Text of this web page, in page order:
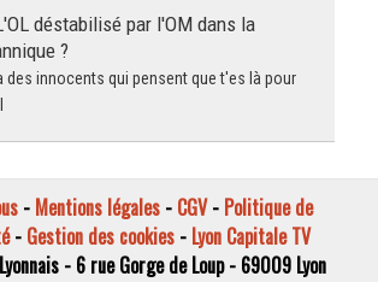
déstabilisé par l'OM dans la
?
des innocents qui pensent que t'es là pour
- Mentions légales - CGV- Politique de
- Gestion des cookies- Lyon Capitale TV
- 6 rue Gorge de Loup - 69009 Lyon